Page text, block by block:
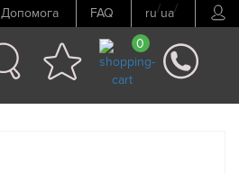
Допомога FAQ ru/ua/
0
Наступний товар